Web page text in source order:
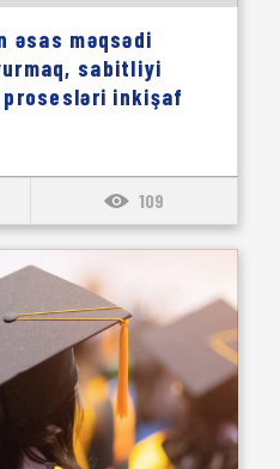
əsas məqsədi
sabitliyi
prosesləri inkişaf
109